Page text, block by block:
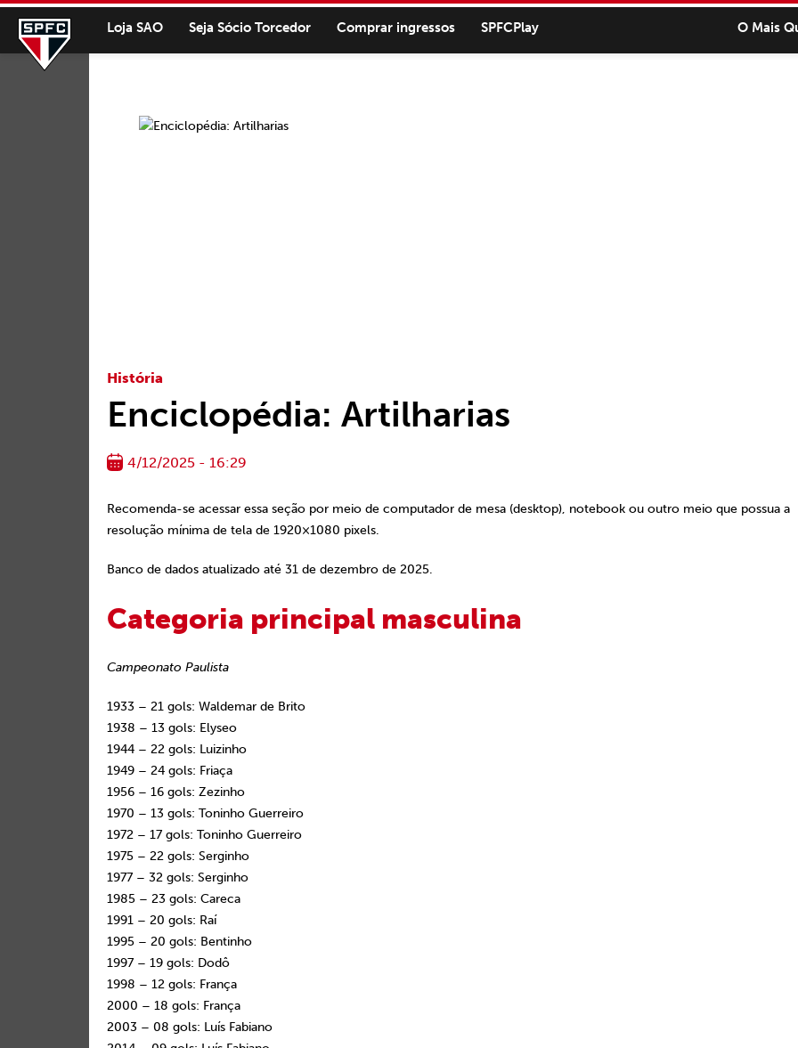
Loja SAO Seja Sócio Torcedor Comprar ingressos SPFCPlay O Mais
História
Enciclopédia: Artilharias
4/12/2025 - 16:29
Recomenda-se acessar essa seção por meio de computador de mesa (desktop), notebook ou outro meio que possua a
resolução mínima de tela de 1920×1080 pixels.
Banco de dados atualizado até 31 de dezembro de 2025.
Categoria principal masculina
Campeonato Paulista
1933 – 21 gols: Waldemar de Brito
1938 – 13 gols: Elyseo
1944 – 22 gols: Luizinho
1949 – 24 gols: Friaça
1956 – 16 gols: Zezinho
1970 – 13 gols: Toninho Guerreiro
1972 – 17 gols: Toninho Guerreiro
1975 – 22 gols: Serginho
1977 – 32 gols: Serginho
1985 – 23 gols: Careca
1991 – 20 gols: Raí
1995 – 20 gols: Bentinho
1997 – 19 gols: Dodô
1998 – 12 gols: França
2000 – 18 gols: França
2003 – 08 gols: Luís Fabiano